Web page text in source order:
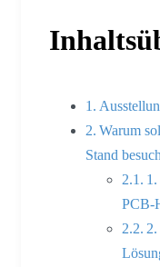
Warum
Stand
PCB-
2.